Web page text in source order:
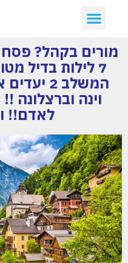
מורים בקהל?
7 לילות בדיל
המשלב 2
לאדם!!